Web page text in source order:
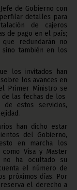
de Gobierno con
detalles para
de cajeros
de pago en el país;
redundarán no
también en los
los invitados han
los avances en
Primer Ministro se
las fechas de los
estos servicios,
han dicho estar
del Gobierno,
en marcha los
Visa y Master
ha ocultado su
el número de
próximos días. Por
el derecho a